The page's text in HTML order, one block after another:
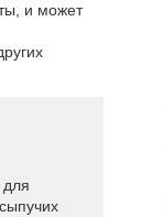
и может
для